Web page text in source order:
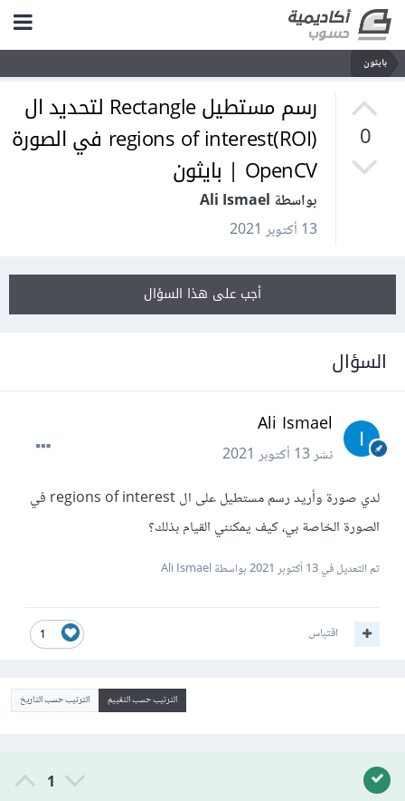
بايثون
0
رسم مستطيل Rectangle لتحديد ال
regions of interest(ROI) في الصورة
OpenCV | بايثون
بواسطة Ali Ismael
13 أكتوبر 2021
أجب على هذا السؤال
السؤال
Ali Ismael
نشر13 أكتوبر 2021
لدي صورة وأريد رسم مستطيل على ال regions of interest في
الصورة الخاصة بي، كيف يمكنني القيام بذلك؟
تم التعديل في13 أكتوبر 2021 بواسطة Ali Ismael
1 اقتباس
الترتيب حسب التقييم الترتيب حسب التاريخ
1